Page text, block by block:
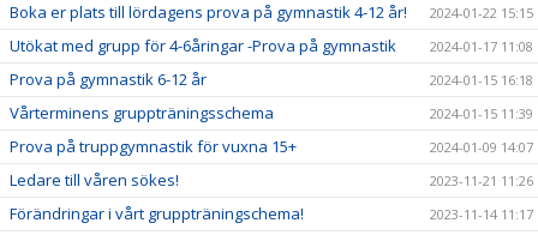
Boka er plats till lördagens prova på gymnastik 4-12 år! 2024-01-22 15:15
Utökat med grupp för 4-6åringar -Prova på gymnastik 2024-01-17 11:08
Prova på gymnastik 6-12 år 2024-01-15 16:18
Vårterminens gruppträningsschema 2024-01-15 11:39
Prova på truppgymnastik för vuxna 15+ 2024-01-09 14:07
Ledare till våren sökes! 2023-11-21 11:26
Förändringar i vårt gruppträningschema! 2023-11-14 11:17